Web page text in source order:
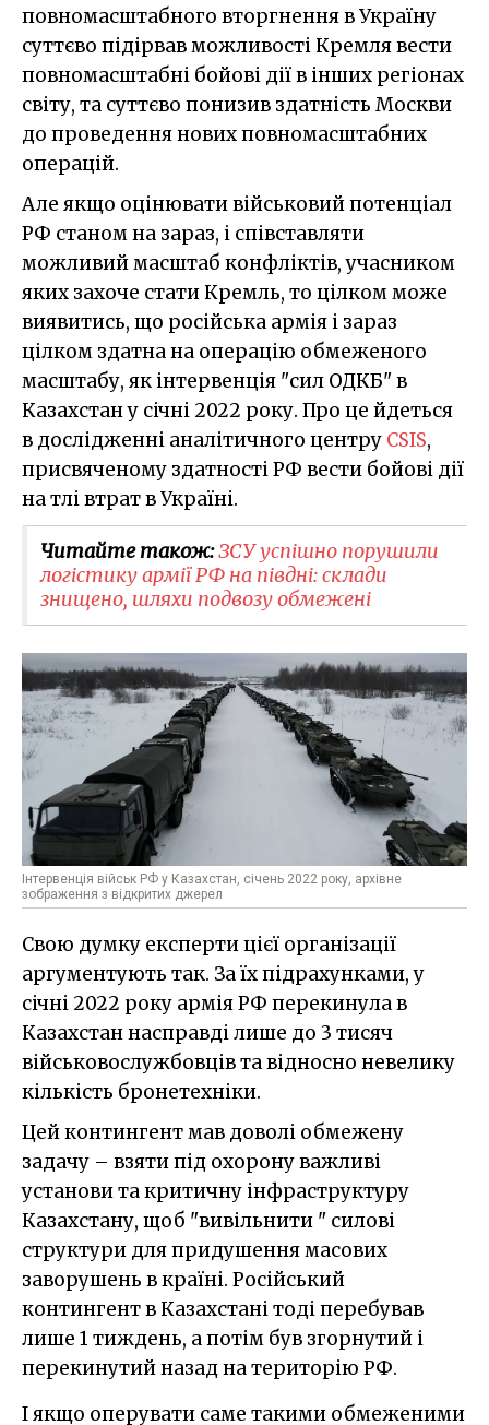
повномасштабного вторгнення в Україну
суттєво підірвав можливості Кремля вести
повномасштабні бойові дії в інших регіонах
світу, та суттєво понизив здатність Москви
до проведення нових повномасштабних
операцій.
Але якщо оцінювати військовий потенціал
РФ станом на зараз, і співставляти
можливий масштаб конфліктів, учасником
яких захоче стати Кремль, то цілком може
виявитись, що російська армія і зараз
цілком здатна на операцію обмеженого
масштабу, як інтервенція "сил ОДКБ" в
Казахстан у січні 2022 року. Про це йдеться
в дослідженні аналітичного центру CSIS,
присвяченому здатності РФ вести бойові дії
на тлі втрат в Україні.
Читайте також:ЗСУ успішно порушили
логістику армії РФ на півдні: склади
знищено, шляхи подвозу обмежені
Інтервенція військ РФ у Казахстан, січень 2022 року, архівне
зображення з відкритих джерел
Свою думку експерти цієї організації
аргументують так. За їх підрахунками, у
січні 2022 року армія РФ перекинула в
Казахстан насправді лише до 3 тисяч
військовослужбовців та відносно невелику
кількість бронетехніки.
Цей контингент мав доволі обмежену
задачу – взяти під охорону важливі
установи та критичну інфраструктуру
Казахстану, щоб "вивільнити " силові
структури для придушення масових
заворушень в країні. Російський
контингент в Казахстані тоді перебував
лише 1 тиждень, а потім був згорнутий і
перекинутий назад на територію РФ.
І якщо оперувати саме такими обмеженими